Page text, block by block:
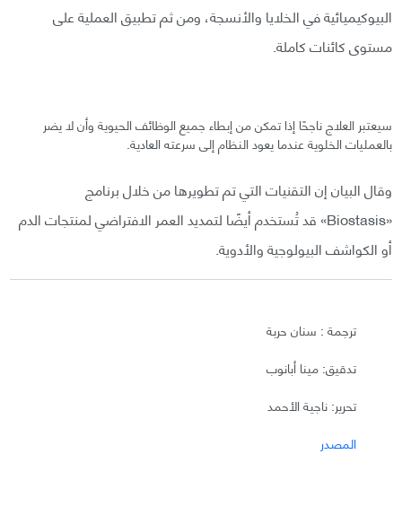
البيوكيميائية في الخلايا والأنسجة، ومن ثم تطبيق العملية على
مستوى كائنات كاملة.
سيعتبر العلاج ناجحًا إذا تمكن من إبطاء جميع الوظائف الحيوية وأن لا يضر
بالعمليات الخلوية عندما يعود النظام إلى سرعته العادية.
وقال البيان إن التقنيات التي تم تطويرها من خلال برنامج
«Biostasis» قد تُستخدم أيضًا لتمديد العمر الافتراضي لمنتجات الدم
أو الكواشف البيولوجية والأدوية.
ترجمة : سنان حربة
تدقيق: مينا أبانوب
تحرير: ناجية الأحمد
المصدر